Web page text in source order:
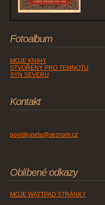
Fotoalbum
MOJE KNIHY
STVOŘENÝ PRO TEMNOTU
SYN SEVERU
Kontakt
povidkypeta@seznam.cz
Oblíbené odkazy
MOJE WATTPAD STRÁNKY